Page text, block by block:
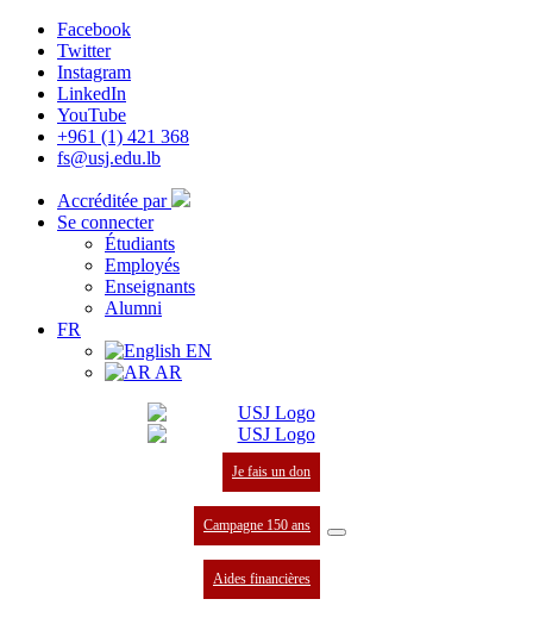
Facebook
Twitter
Instagram
LinkedIn
YouTube
+961 (1) 421 368
fs@usj.edu.lb
Accréditée par
Se connecter
Étudiants
Employés
Enseignants
Alumni
FR
EN
AR
Je fais un don
Campagne 150 ans
Aides financières